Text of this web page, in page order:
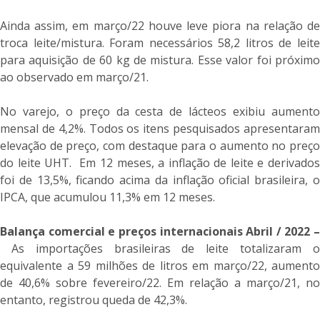
Ainda assim, em março/22 houve leve piora na relação de
troca leite/mistura. Foram necessários 58,2 litros de leite
para aquisição de 60 kg de mistura. Esse valor foi próximo
ao observado em março/21.
No varejo, o preço da cesta de lácteos exibiu aumento
mensal de 4,2%. Todos os itens pesquisados apresentaram
elevação de preço, com destaque para o aumento no preço
do leite UHT. Em 12 meses, a inflação de leite e derivados
foi de 13,5%, ficando acima da inflação oficial brasileira, o
IPCA, que acumulou 11,3% em 12 meses.
Balança comercial e preços internacionais Abril / 2022 –
As importações brasileiras de leite totalizaram o
equivalente a 59 milhões de litros em março/22, aumento
de 40,6% sobre fevereiro/22. Em relação a março/21, no
entanto, registrou queda de 42,3%.